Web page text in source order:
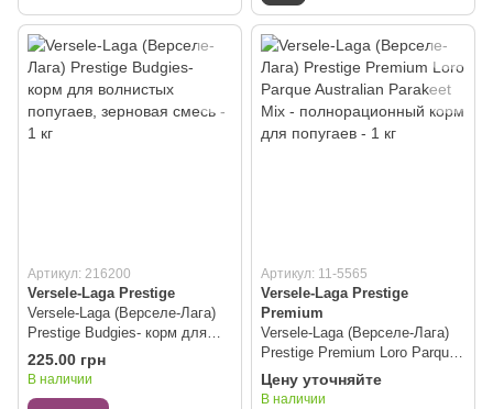
Артикул: 216200
Versele-Laga Prestige
Versele-Laga (Верселе-Лага)
Prestige Вudgies- корм для
волнистых попугаев, зерновая
смесь - 1 кг
225.00 грн
В наличии
Артикул: 11-5565
Versele-Laga Prestige
Premium
Versele-Laga (Верселе-Лага)
Prestige Premium Loro Parque
Australian Parakeet Mix -
полнорационный корм для
Цену уточняйте
В наличии